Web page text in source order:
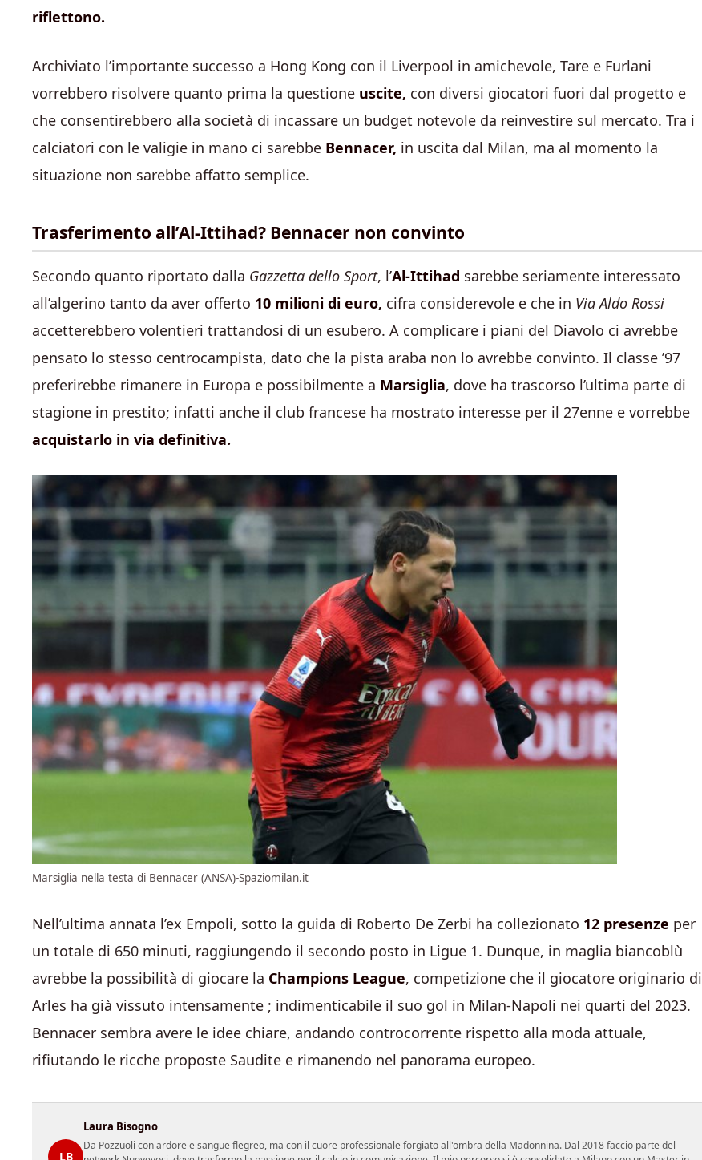
riflettono.
Archiviato l’importante successo a Hong Kong con il Liverpool in amichevole, Tare e Furlani
vorrebbero risolvere quanto prima la questione uscite, con diversi giocatori fuori dal progetto e
che consentirebbero alla società di incassare un budget notevole da reinvestire sul mercato. Tra i
calciatori con le valigie in mano ci sarebbe Bennacer, in uscita dal Milan, ma al momento la
situazione non sarebbe affatto semplice.
Trasferimento all’Al-Ittihad? Bennacer non convinto
Secondo quanto riportato dalla Gazzetta dello Sport, l’Al-Ittihad sarebbe seriamente interessato
all’algerino tanto da aver offerto 10 milioni di euro, cifra considerevole e che in Via Aldo Rossi
accetterebbero volentieri trattandosi di un esubero. A complicare i piani del Diavolo ci avrebbe
pensato lo stesso centrocampista, dato che la pista araba non lo avrebbe convinto. Il classe ’97
preferirebbe rimanere in Europa e possibilmente a Marsiglia, dove ha trascorso l’ultima parte di
stagione in prestito; infatti anche il club francese ha mostrato interesse per il 27enne e vorrebbe
acquistarlo in via definitiva.
Marsiglia nella testa di Bennacer (ANSA)-Spaziomilan.it
Nell’ultima annata l’ex Empoli, sotto la guida di Roberto De Zerbi ha collezionato 12 presenze per
un totale di 650 minuti, raggiungendo il secondo posto in Ligue 1. Dunque, in maglia biancoblù
avrebbe la possibilità di giocare la Champions League, competizione che il giocatore originario di
Arles ha già vissuto intensamente ; indimenticabile il suo gol in Milan-Napoli nei quarti del 2023.
Bennacer sembra avere le idee chiare, andando controcorrente rispetto alla moda attuale,
rifiutando le ricche proposte Saudite e rimanendo nel panorama europeo.
LB
Laura Bisogno
Da Pozzuoli con ardore e sangue flegreo, ma con il cuore professionale forgiato all'ombra della Madonnina. Dal 2018 faccio parte del